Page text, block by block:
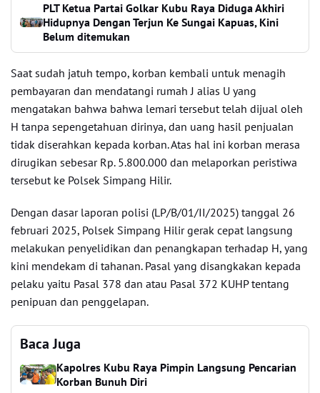
PLT Ketua Partai Golkar Kubu Raya Diduga Akhiri
Hidupnya Dengan Terjun Ke Sungai Kapuas, Kini
Belum ditemukan
Saat sudah jatuh tempo, korban kembali untuk menagih
pembayaran dan mendatangi rumah J alias U yang
mengatakan bahwa bahwa lemari tersebut telah dijual oleh
H tanpa sepengetahuan dirinya, dan uang hasil penjualan
tidak diserahkan kepada korban. Atas hal ini korban merasa
dirugikan sebesar Rp. 5.800.000 dan melaporkan peristiwa
tersebut ke Polsek Simpang Hilir.
Dengan dasar laporan polisi (LP/B/01/II/2025) tanggal 26
februari 2025, Polsek Simpang Hilir gerak cepat langsung
melakukan penyelidikan dan penangkapan terhadap H, yang
kini mendekam di tahanan. Pasal yang disangkakan kepada
pelaku yaitu Pasal 378 dan atau Pasal 372 KUHP tentang
penipuan dan penggelapan.
Baca Juga
Kapolres Kubu Raya Pimpin Langsung Pencarian
Korban Bunuh Diri